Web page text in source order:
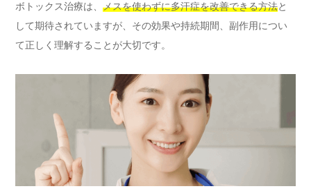
ボトックス治療は、 メスを使わずに多汗症を改善できる方法と
して期待されていますが、その効果や持続期間、副作用につい
て正しく理解することが大切です。